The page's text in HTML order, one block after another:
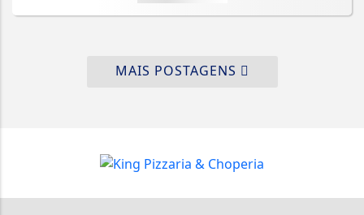
MAIS POSTAGENS